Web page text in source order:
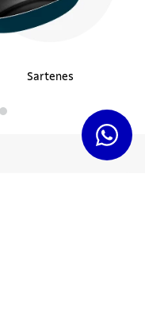
Sartenes